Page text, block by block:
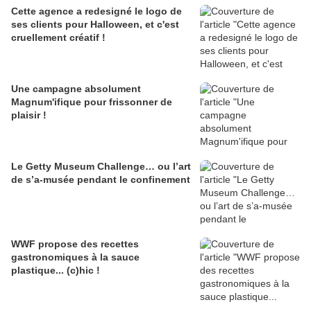
Cette agence a redesigné le logo de
ses clients pour Halloween, et c'est
cruellement créatif !
Une campagne absolument
Magnum'ifique pour frissonner de
plaisir !
Le Getty Museum Challenge… ou l’art
de s’a-musée pendant le confinement
WWF propose des recettes
gastronomiques à la sauce
plastique... (c)hic !